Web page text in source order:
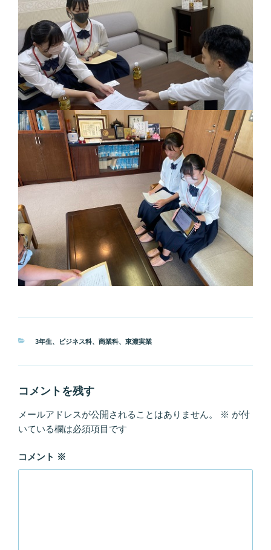
カ
3年生、 ビジネス科、 商業科、 東濃実業
コメントを残す
メールアドレスが公開されることはありません。 ※ が付
いている欄は必須項目です
コメント ※